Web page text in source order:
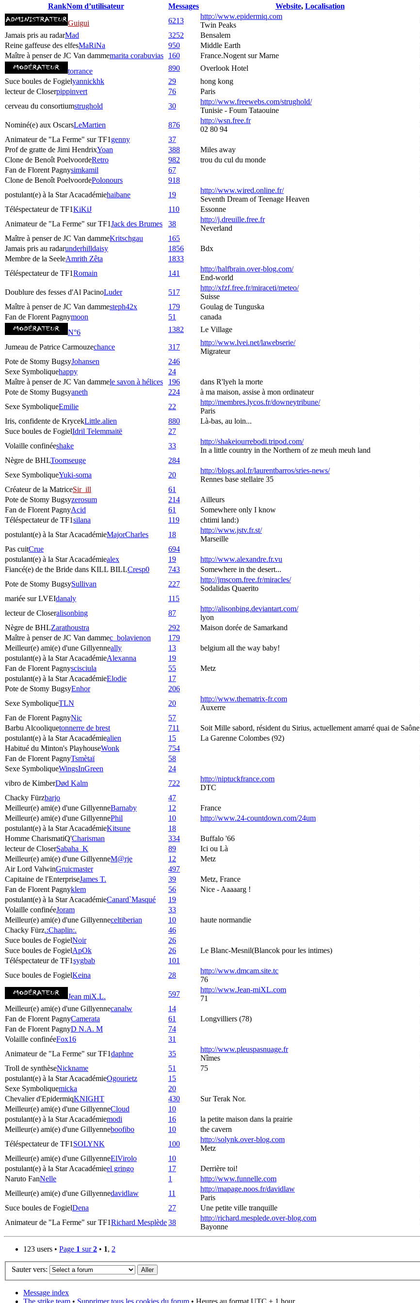
RankNom d’utilisateur Messages Website, Localisation
Guigui 6213
http://www.epidermiq.com
Twin Peaks
Jamais pris au radarMad 3252 Bensalem
Reine gaffeuse des elfesMaRiNa 950 Middle Earth
Maître à penser de JC Van dammemarita corabuvias 160 France.Nogent sur Marne
torrance
890 Overlook Hotel
Suce boules de Fogielyannickhk 29 hong kong
lecteur de Closerpippinvert 76 Paris
cerveau du consortiumstrughold 30
http://www.freewebs.com/strughold/
Tunisie - Foum Tataouine
Nominé(e) aux OscarsLeMartien 876
http://wsn.free.fr
02 80 94
Animateur de "La Ferme" sur TF1 genny 37
Prof de gratte de Jimi HendrixYoan 388 Miles away
Clone de Benoît PoelvoordeRetro 982 trou du cul du monde
Fan de Florent Pagnysimkamil 67
Clone de Benoît PoelvoordePolonours 918
postulant(e) à la Star Acacadémiehaibane 19
http://www.wired.online.fr/
Seventh Dream of Teenage Heaven
Téléspectateur de TF1KiKiJ 110 Essonne
Animateur de "La Ferme" sur TF1Jack des Brumes 38
http://j.dreuille.free.fr
Neverland
Maître à penser de JC Van dammeKritschgau 165
Jamais pris au radarunderhilldaisy 1856 Bdx
Membre de la SeeleAmrith Zêta 1833
Téléspectateur de TF1Romain 141
http://halfbrain.over-blog.com/
End-world
Doublure des fesses d'Al PacinoLuder 517
http://xfzf.free.fr/miraceti/meteo/
Suisse
Maître à penser de JC Van dammesteph42x 179 Goulag de Tunguska
Fan de Florent Pagnymoon 51 canada
N°6
1382 Le Village
Jumeau de Patrice Carmouzechance 317
http://www.lvei.net/lawebserie/
Migrateur
Pote de Stomy BugsyJohansen 246
Sexe Symboliquehappy 24
Maître à penser de JC Van dammele savon à hélices 196 dans R'lyeh la morte
Pote de Stomy Bugsyaneth 224 à ma maison, assise à mon ordinateur
Sexe SymboliqueEmilie 22
http://membres.lycos.fr/downeytribune/
Paris
Iris, confidente de KrycekLittle.alien 880 Là-bas, au loin...
Suce boules de FogielIdril Telemmaitë 27
Volaille confinéeshake 33
http://shakeiourrebodi.tripod.com/
In a little country in the Northern of ze meuh meuh land
Nègre de BHLToomseuge 284
Sexe SymboliqueYuki-soma 20
http://blogs.aol.fr/laurentbarros/sries-news/
Rennes base stellaire 35
Créateur de la MatriceSir_ill 61
Pote de Stomy Bugsyzerosum 214 Ailleurs
Fan de Florent PagnyAcid 61 Somewhere only I know
Téléspectateur de TF1silana 119 chtimi land:)
postulant(e) à la Star AcacadémieMajorCharles 18
http://www.jstv.fr.st/
Marseille
Pas cuitCrue 694
postulant(e) à la Star Acacadémiealex 19 http://www.alexandre.fr.vu
Fiancé(e) de the Bride dans KILL BILLCresp0 743 Somewhere in the desert...
Pote de Stomy BugsySullivan 227
http://jmscom.free.fr/miracles/
Sodalidas Quaerito
mariée sur LVEIdanaly 115
lecteur de Closeralisonbing 87
http://alisonbing.deviantart.com/
lyon
Nègre de BHLZarathoustra 292 Maison dorée de Samarkand
Maître à penser de JC Van dammec_bolavienon 179
Meilleur(e) ami(e) d'une Gillyenneally 13 belgium all the way baby!
postulant(e) à la Star AcacadémieAlexanna 19
Fan de Florent Pagnyscisciula 55 Metz
postulant(e) à la Star AcacadémieElodie 17
Pote de Stomy BugsyEnhor 206
Sexe SymboliqueTLN 20
http://www.thematrix-fr.com
Auxerre
Fan de Florent PagnyNic 57
Barbu Alcooliquetonnerre de brest 711 Soit Mille sabord, résident du Sirius, actuellement amarré quai de Saône
postulant(e) à la Star Acacadémiealien 15 La Garenne Colombes (92)
Habitué du Minton's PlayhouseWonk 754
Fan de Florent PagnyTsmètaï 58
Sexe SymboliqueWingsInGreen 24
vibro de KimberDød Kalm 722
http://niptuckfrance.com
DTC
Chacky Fürzbarjo 47
Meilleur(e) ami(e) d'une GillyenneBarnaby 12 France
Meilleur(e) ami(e) d'une GillyennePhil 10 http://www.24-countdown.com/24um
postulant(e) à la Star AcacadémieKitsune 18
Homme CharismatiQ'Charisman 334 Buffalo '66
lecteur de CloserSabaha_K 89 Ici ou Là
Meilleur(e) ami(e) d'une GillyenneM@rje 12 Metz
Air Lord ValwinGruicmaster 497
Capitaine de l'EnterpriseJames T. 39 Metz, France
Fan de Florent Pagnyklem 56 Nice - Aaaaarg !
postulant(e) à la Star AcacadémieCanard`Masqué 19
Volaille confinéeJoram 33
Meilleur(e) ami(e) d'une Gillyenneceltiberian 10 haute normandie
Chacky Fürz.:Chaplin:. 46
Suce boules de FogielNoir 26
Suce boules de FogielApOk 26 Le Blanc-Mesnil(Blancok pour les intimes)
Téléspectateur de TF1sygbab 101
Suce boules de FogielKeina 28
http://www.dmcam.site.tc
76
Jean miX.L. 597
http://www.Jean-miXL.com
71
Meilleur(e) ami(e) d'une Gillyennecanalw 14
Fan de Florent PagnyCamerata 61 Longvilliers (78)
Fan de Florent PagnyD N.A. M 74
Volaille confinéeFox16 31
Animateur de "La Ferme" sur TF1daphne 35
http://www.pleuspasnuage.fr
Nîmes
Troll de synthèseNickname 51 75
postulant(e) à la Star AcacadémieOgourietz 15
Sexe Symboliquemicka 20
Chevalier d'EpidermiqKNIGHT 430 Sur Terak Nor.
Meilleur(e) ami(e) d'une GillyenneCloud 10
postulant(e) à la Star Acacadémiemodi 16 la petite maison dans la prairie
Meilleur(e) ami(e) d'une Gillyenneboofibo 10 the cavern
Téléspectateur de TF1 SOLYNK 100
http://solynk.over-blog.com
Metz
Meilleur(e) ami(e) d'une GillyenneElVirolo 10
postulant(e) à la Star Acacadémieel gringo 17 Derrière toi!
Naruto FanNelle 1 http://www.funnelle.com
Meilleur(e) ami(e) d'une Gillyennedavidlaw 11
http://mapage.noos.fr/davidlaw
Paris
Suce boules de FogielDena 27 Une petite ville tranquille
Animateur de "La Ferme" sur TF1Richard Mesplède38
http://richard.mesplede.over-blog.com
Bayonne
123 users • Page 1 sur2 • 1, 2
Sauter vers:
Message index